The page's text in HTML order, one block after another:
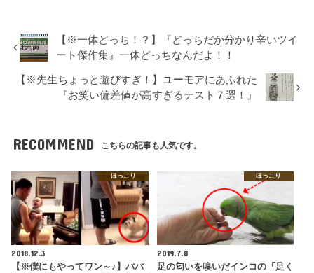
【※一体どっち！？】『どっちだか分かり辛いツイ
ート傑作集』一体どっちなんだよ！！
【※先生ちょっと遊びすぎ！】ユーモアにあふれた
『お笑い偏差値が高すぎるテスト７選！』
RECOMMEND こちらの記事も人気です。
ほっこり
2018.12.3
【※僕にもやってワン～♪】パパ
ほっこり
2019.7.8
足の匂いを嗅いだインコの『足く